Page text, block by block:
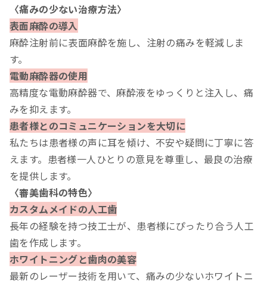
〈痛みの少ない治療方法〉
表面麻酔の導入
麻酔注射前に表面麻酔を施し、注射の痛みを軽減しま
す。
電動麻酔器の使用
高精度な電動麻酔器で、麻酔液をゆっくりと注入し、痛
みを抑えます。
患者様とのコミュニケーションを大切に
私たちは患者様の声に耳を傾け、不安や疑問に丁寧に答
えます。患者様一人ひとりの意見を尊重し、最良の治療
を提供します。
〈審美歯科の特色〉
カスタムメイドの人工歯
長年の経験を持つ技工士が、患者様にぴったり合う人工
歯を作成します。
ホワイトニングと歯肉の美容
最新のレーザー技術を用いて、痛みの少ないホワイトニ